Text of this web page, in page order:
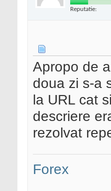
Reputatie:
Apropo de
doua zi s-a
la URL cat
descriere
rezolvat
Forex